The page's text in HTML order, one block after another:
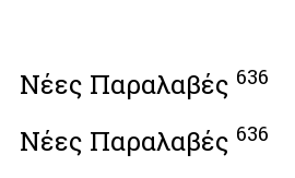
Νέες Παραλαβές 636
Νέες Παραλαβές 636